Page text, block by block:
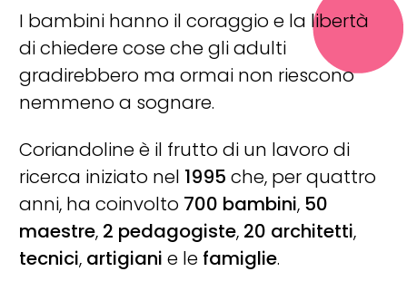
I bambini hanno il coraggio e la libertà
di chiedere cose che gli adulti
gradirebbero ma ormai non riescono
nemmeno a sognare.
Coriandoline è il frutto di un lavoro di
ricerca iniziato nel 1995 che, per quattro
anni, ha coinvolto 700 bambini, 50
maestre, 2 pedagogiste, 20 architetti,
tecnici, artigiani e le famiglie.